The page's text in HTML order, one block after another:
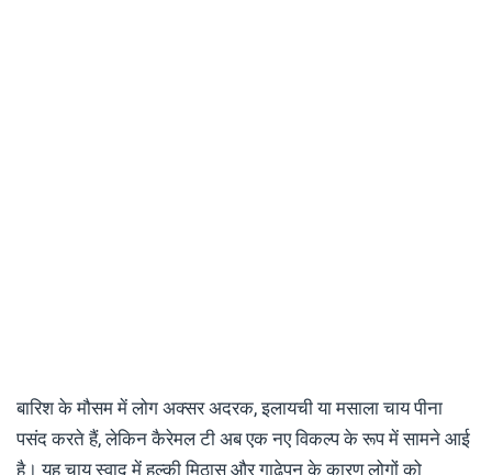
बारिश के मौसम में लोग अक्सर अदरक, इलायची या मसाला चाय पीना
पसंद करते हैं, लेकिन कैरेमल टी अब एक नए विकल्प के रूप में सामने आई
है। यह चाय स्वाद में हल्की मिठास और गाढ़ेपन के कारण लोगों को